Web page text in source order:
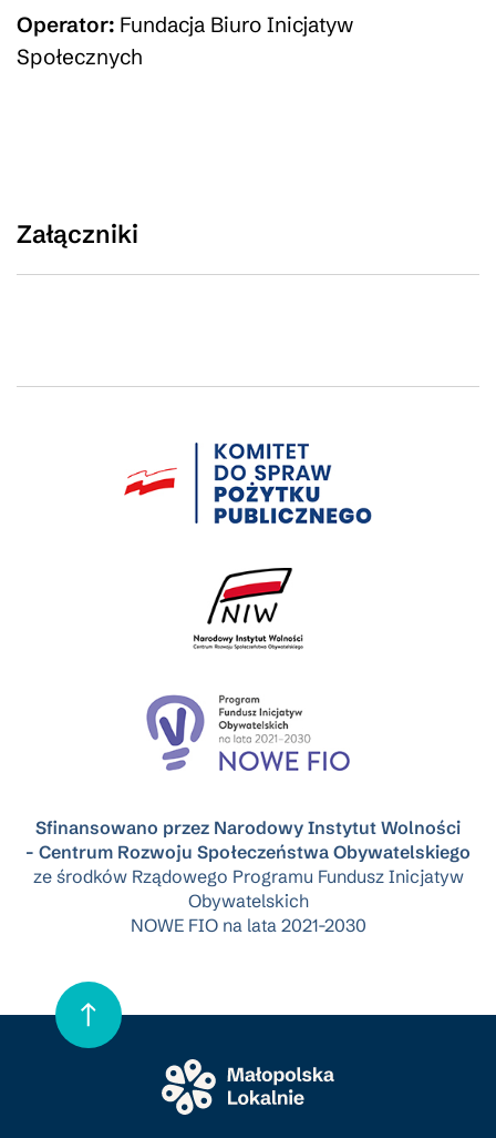
Operator: Fundacja Biuro Inicjatyw
Społecznych
Załączniki
Sfinansowano przez Narodowy Instytut Wolności
- Centrum Rozwoju Społeczeństwa Obywatelskiego
ze środków Rządowego Programu Fundusz Inicjatyw
Obywatelskich
NOWE FIO na lata 2021-2030